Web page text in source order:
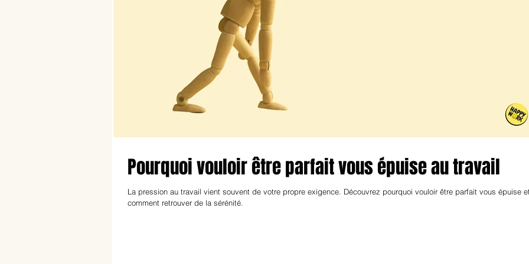
Pourquoi vouloir être parfait vous épuise au travail
La pression au travail vient souvent de votre propre exigence. Découvrez pourquoi vouloir être parfait vous épuise
comment retrouver de la sérénité.